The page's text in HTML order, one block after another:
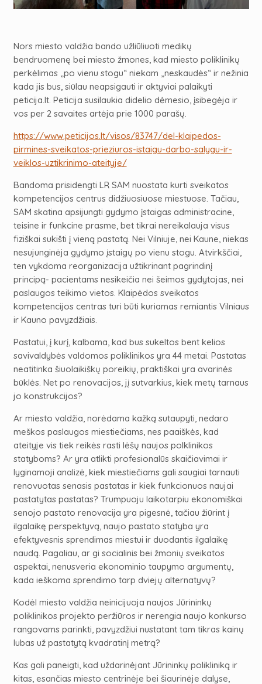
Nors miesto valdžia bando užliūliuoti medikų
bendruomenę bei miesto žmones, kad miesto poliklinikų
perkėlimas „po vienu stogu“ niekam „neskaudės“ ir nežinia
kada jis bus, siūlau neapsigauti ir aktyviai palaikyti
peticija.lt. Peticija susilaukia didelio dėmesio, įsibegėja ir
vos per 2savaites artėja prie 1000 parašų.
https://www.peticijos.lt/visos/83747/del-klaipedos-
pirmines-sveikatos-prieziuros-istaigu-darbo-salygu-ir-
veiklos-uztikrinimo-ateityje/
Bandoma prisidengti LR SAM nuostata kurti sveikatos
kompetencijos centrus didžiuosiuose miestuose. Tačiau,
SAM skatina apsijungti gydymo įstaigas administracine,
teisine ir funkcine prasme, bet tikrai nereikalauja visus
fiziškai sukišti į vieną pastatą. Nei Vilniuje, nei Kaune, niekas
nesujunginėja gydymo įstaigų po vienu stogu. Atvirkščiai,
ten vykdoma reorganizacija užtikrinant pagrindinį
principą- pacientams nesikeičia nei šeimos gydytojas, nei
paslaugos teikimo vietos. Klaipėdos sveikatos
kompetencijos centras turi būti kuriamas remiantis Vilniaus
ir Kauno pavyzdžiais.
Pastatui, į kurį, kalbama, kad bus sukeltos bent kelios
savivaldybės valdomos poliklinikos yra 44 metai. Pastatas
neatitinka šiuolaikiškų poreikių, praktiškai yra avarinės
būklės. Net po renovacijos, jį sutvarkius, kiek metų tarnaus
jo konstrukcijos?
Ar miesto valdžia, norėdama kažką sutaupyti, nedaro
meškos paslaugos miestiečiams, nes paaiškės, kad
ateityje vis tiek reikės rasti lėšų naujos polklinikos
statyboms? Ar yra atlikti profesionalūs skaičiavimai ir
lyginamoji analizė, kiek miestiečiams gali saugiai tarnauti
renovuotas senasis pastatas ir kiek funkcionuos naujai
pastatytas pastatas? Trumpuoju laikotarpiu ekonomiškai
senojo pastato renovacija yra pigesnė, tačiau žiūrint į
ilgalaikę perspektyvą, naujo pastato statyba yra
efektyvesnis sprendimas miestui ir duodantis ilgalaikę
naudą. Pagaliau, ar gi socialinis bei žmonių sveikatos
aspektai,nenusveria ekonominio taupymo argumentų,
kada ieškoma sprendimo tarp dviejų alternatyvų?
Kodėl miesto valdžia neinicijuoja naujos Jūrininkų
poliklinikos projekto peržiūros ir nerengia naujo konkurso
rangovams parinkti, pavyzdžiui nustatant tam tikras kainų
lubas už pastatytą kvadratinį metrą?
Kas gali paneigti, kad uždarinėjant Jūrininkų polikliniką ir
kitas, esančias miesto centrinėje bei šiaurinėje dalyse,